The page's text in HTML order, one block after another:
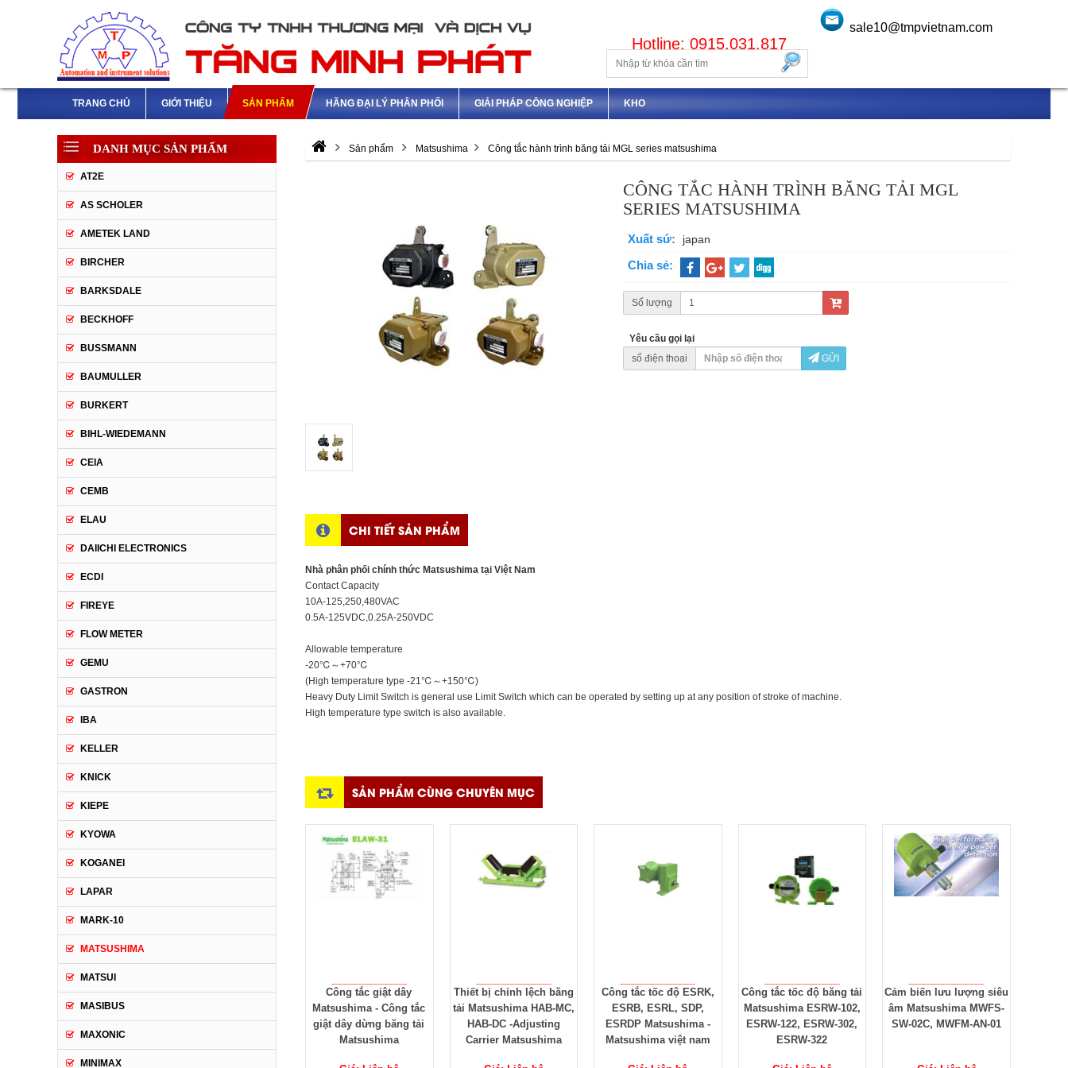
Hotline: 0915.031.817
sale10@tmpvietnam.com
TRANG CHỦ GIỚI THIỆU SẢN PHẨM HÃNG ĐẠI LÝ PHÂN PHỐI GIẢI PHÁP CÔNG NGHIỆP KHO
Sản phẩm Matsushima Công tắc hành trình băng tải MGL series matsushima
CÔNG TẮC HÀNH TRÌNH BĂNG TẢI MGL
SERIES MATSUSHIMA
Xuất sứ: japan
Chia sẻ:
Số lượng
Yêu cầu gọi lại
số điện thoại
GỬI
CHI TIẾT SẢN PHẨM
Nhà phân phối chính thức Matsushima tại Việt Nam
Contact Capacity
10A-125,250,480VAC
0.5A-125VDC,0.25A-250VDC
Allowable temperature
-20℃～+70℃
(High temperature type -21℃～+150℃)
Heavy Duty Limit Switch is general use Limit Switch which can be operated by setting up at any position of stroke of machine.
High temperature type switch is also available.
SẢN PHẨM CÙNG CHUYÊN MỤC
Cảm biến đo mức bằng
sóng siêu âm
Matsushima USLM -
Ultrasonic level meter
Công tắc giật dây
giật dây dừng băng tải
Thiết bị chỉnh lệch băng
tải Matsushima HAB-MC,
HAB-DC -Adjusting
Carrier Matsushima
Công tắc tốc độ ESRK,
ESRB, ESRL, SDP,
ESRDP Matsushima -
Matsushima việt nam
Công tắc tốc độ băng tải
Matsushima ESRW-102,
ESRW-122, ESRW-302,
ESRW-322
Cảm biến lưu lượng siêu
âm Matsushima MWFS-
SW-02C, MWFM-AN-01
Thiết bị đo nồng độ bụi
Matsushima PFM-M01E,
PFM-M11P, PFM-M11PT,
DANH MỤC SẢN PHẨM
AT2E
AS SCHOLER
AMETEK LAND
BIRCHER
BARKSDALE
BECKHOFF
BUSSMANN
BAUMULLER
BURKERT
BIHL-WIEDEMANN
CEIA
CEMB
ELAU
DAIICHI ELECTRONICS
ECDI
FIREYE
FLOW METER
GEMU
GASTRON
IBA
KELLER
KNICK
KIEPE
KYOWA
KOGANEI
LAPAR
MARK-10
MATSUSHIMA
MATSUI
MASIBUS
MAXONIC
MINIMAX